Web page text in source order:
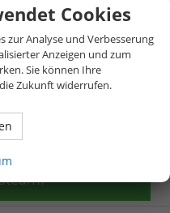
Die
in weiten
Modell – oft
inklusive. Aus
Auszug
kontaktieren Sie
Cookies
zur Analyse und Verbesserung
Anzeigen und zum
Sie können Ihre
Zukunft widerrufen.